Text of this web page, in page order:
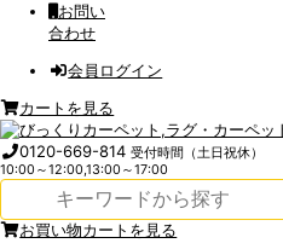
お問い
合わせ
会員ログイン
カートを見る
0120-669-814受付時間（土日祝休）
10:00～12:00,13:00～17:00
お買い物カートを見る